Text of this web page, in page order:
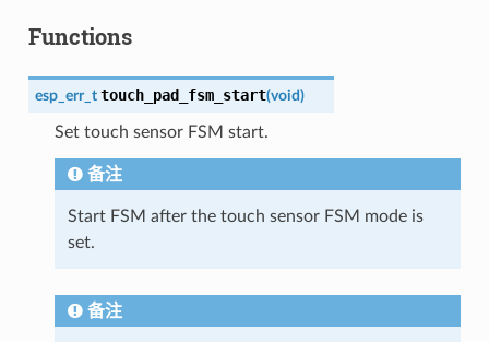
Functions
esp_err_t touch_pad_fsm_start(void)
Set touch sensor FSM start.
备注
Start FSM after the touch sensor FSM mode is
set.
备注